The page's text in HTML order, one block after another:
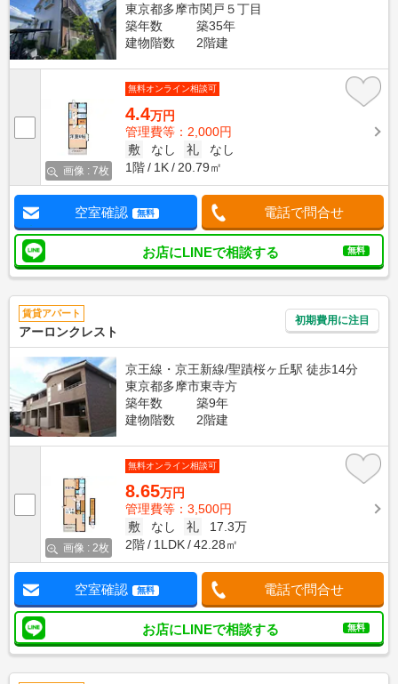
東京都多摩市関戸５丁目
築年数
築35年
建物階数
2階建
画像 : 7枚
無料オンライン相談可
4.4万円
管理費等：2,000円
敷
なし 礼
なし
1階
1K 20.79㎡
空室確認 無料 電話で問合せ
お店にLINEで相談する 無料
賃貸アパート
アーロンクレスト
初期費用に注目
京王線・京王新線/聖蹟桜ヶ丘駅 徒歩14分
東京都多摩市東寺方
築年数
築9年
建物階数
2階建
画像 : 2枚
無料オンライン相談可
8.65万円
管理費等：3,500円
敷
なし 礼
17.3万
2階
1LDK 42.28㎡
空室確認 無料 電話で問合せ
お店にLINEで相談する 無料